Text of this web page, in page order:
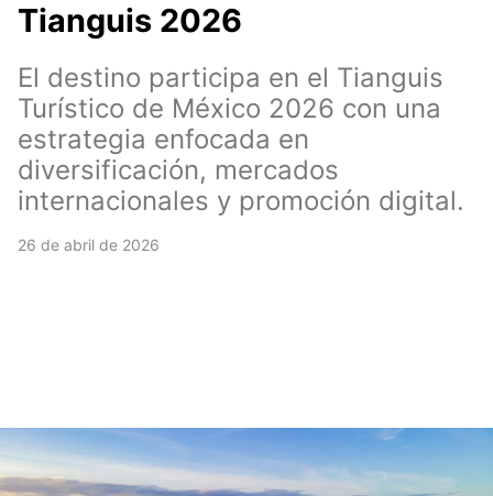
Tianguis 2026
El destino participa en el Tianguis
Turístico de México 2026 con una
estrategia enfocada en
diversificación, mercados
internacionales y promoción digital.
26 de abril de 2026